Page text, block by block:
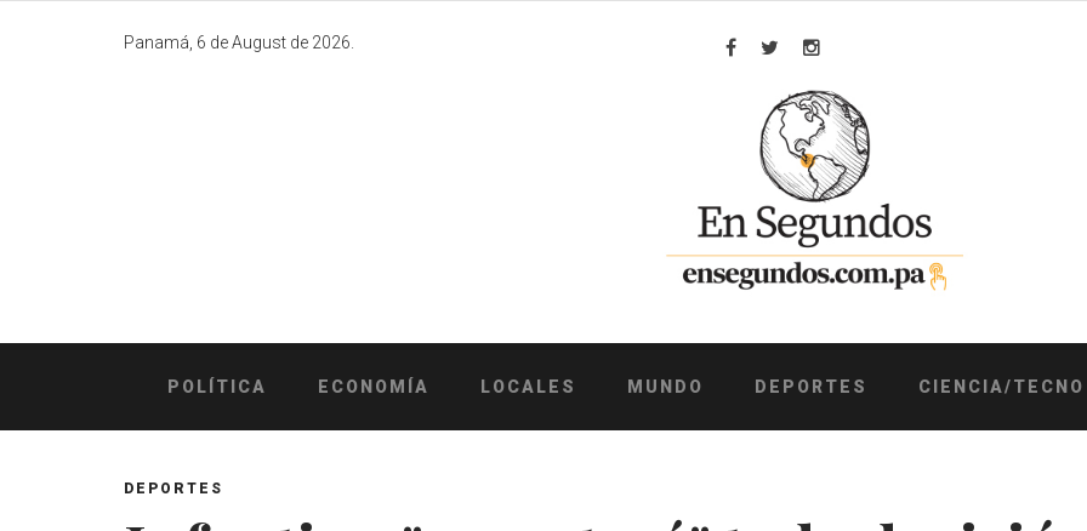
Panamá, 6 de August de 2026.
Facebook
TwitterInstagram
POLÍTICA ECONOMÍA LOCALES MUNDO DEPORTES CIENCIA/TECNO
DEPORTES